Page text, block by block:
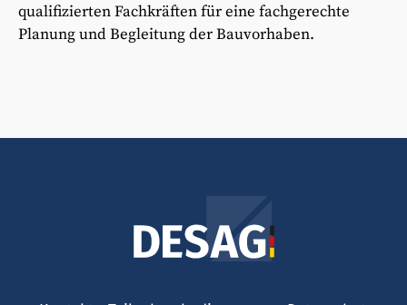
qualifizierten Fachkräften für eine fachgerechte
Planung und Begleitung der Bauvorhaben.